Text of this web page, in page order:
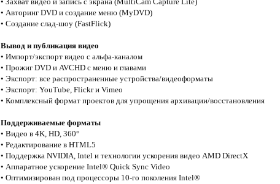
• Авторинг DVD и создание меню (MyDVD)
• Создание слад-шоу (FastFlick)
Вывод и публикация видео
• Импорт/экспорт видео с альфа-каналом
• Прожиг DVD и AVCHD с меню и главами
• Экспорт: все распространенные устройства/видеоформаты
• Экспорт: YouTube, Flickr и Vimeo
• Комплексный формат проектов для упрощения архивации/восстановления
Поддерживаемые форматы
• Видео в 4K, HD, 360°
• Редактирование в HTML5
• Поддержка NVIDIA, Intel и технологии ускорения видео AMD DirectX
• Аппаратное ускорение Intel® Quick Sync Video
• Оптимизирован под процессоры 10-го поколения Intel®